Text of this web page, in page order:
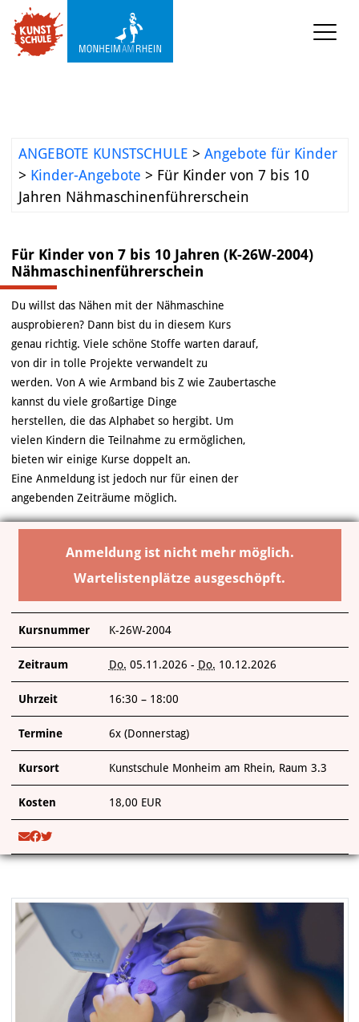
Kooperationen
Städtepartnerschaft
Ataşehir
Mediathek
VERANSTALTUNGEN
KUNSTWERKSTATT TURMSTRASSE
ÜBER UNS
ANGEBOTE KUNSTSCHULE > Angebote für Kinder
> Kinder-Angebote > Für Kinder von 7 bis 10
Jahren Nähmaschinenführerschein
Für Kinder von 7 bis 10 Jahren (K-26W-2004)
Nähmaschinenführerschein
Du willst das Nähen mit der Nähmaschine
ausprobieren? Dann bist du in diesem Kurs
genau richtig. Viele schöne Stoffe warten darauf,
von dir in tolle Projekte verwandelt zu
werden. Von A wie Armband bis Z wie Zaubertasche
kannst du viele großartige Dinge
herstellen, die das Alphabet so hergibt. Um
vielen Kindern die Teilnahme zu ermöglichen,
bieten wir einige Kurse doppelt an.
Eine Anmeldung ist jedoch nur für einen der
angebenden Zeiträume möglich.
Anmeldung ist nicht mehr möglich.
Wartelistenplätze ausgeschöpft.
Kursnummer K-26W-2004
Zeitraum Do. 05.11.2026 - Do. 10.12.2026
Uhrzeit 16:30 – 18:00
Termine 6x (Donnerstag)
Kursort Kunstschule Monheim am Rhein, Raum 3.3
Kosten 18,00 EUR